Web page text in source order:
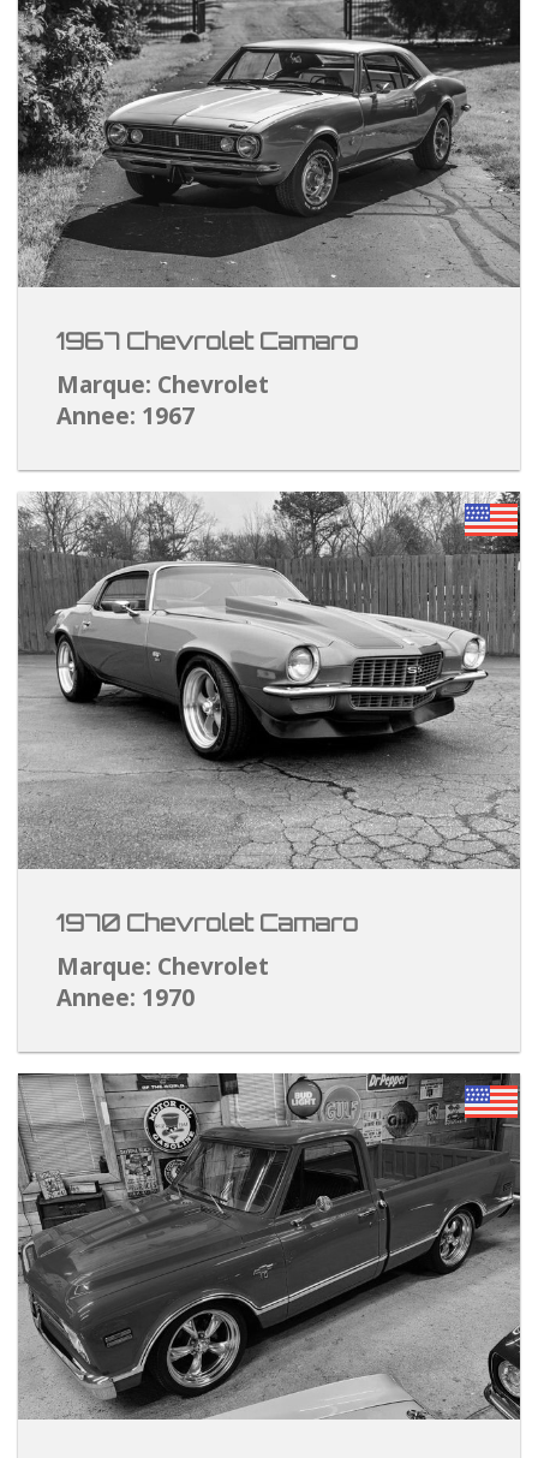
1967 Chevrolet Camaro
Marque: Chevrolet
Annee: 1967
1970 Chevrolet Camaro
Marque: Chevrolet
Annee: 1970